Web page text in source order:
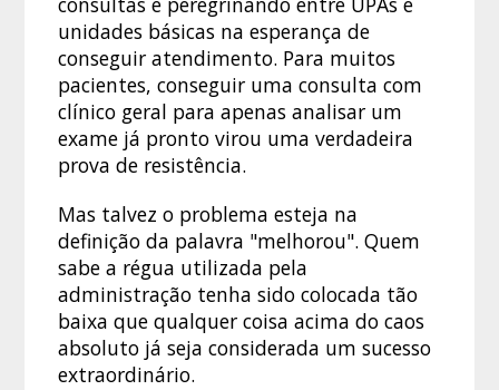
unidades básicas na esperança de
conseguir atendimento. Para muitos
pacientes, conseguir uma consulta com
clínico geral para apenas analisar um
exame já pronto virou uma verdadeira
prova de resistência.
Mas talvez o problema esteja na
definição da palavra "melhorou". Quem
sabe a régua utilizada pela
administração tenha sido colocada tão
baixa que qualquer coisa acima do caos
absoluto já seja considerada um sucesso
extraordinário.